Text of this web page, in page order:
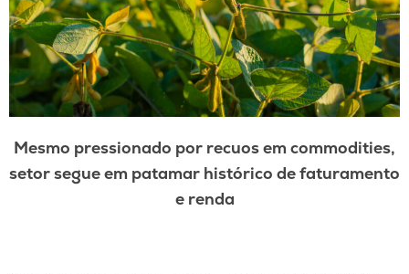
Mesmo pressionado por recuos em commodities,
setor segue em patamar histórico de faturamento
e renda